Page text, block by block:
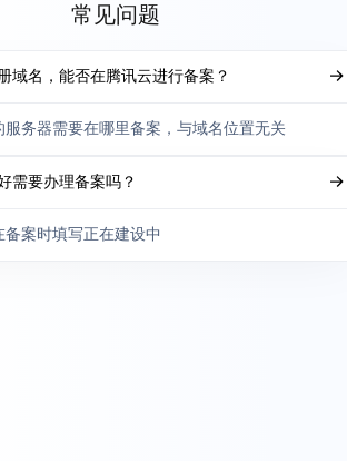
常见问题
域名，能否在腾讯云进行备案？
务器需要在哪里备案，与域名位置无关
需要办理备案吗？
案时填写正在建设中